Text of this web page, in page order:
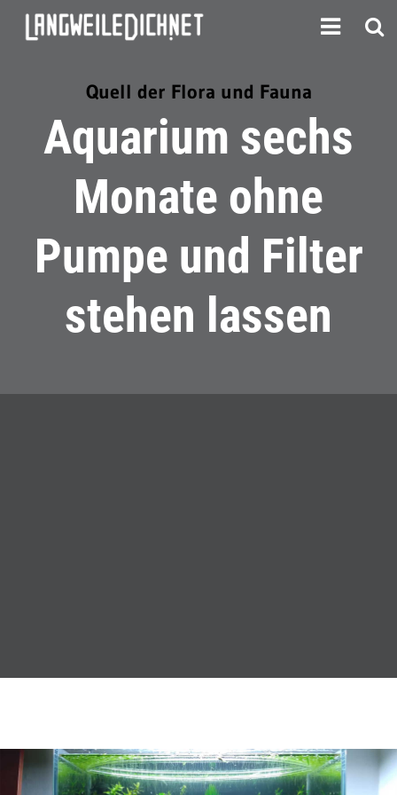
Quell der Flora und Fauna
Aquarium sechs
Monate ohne
Pumpe und Filter
stehen lassen